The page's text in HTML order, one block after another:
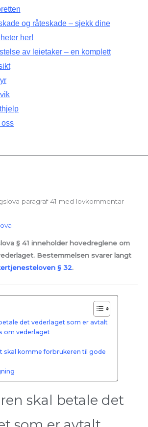
og råteskade – sjekk dine
her!
av leietaker – en komplett
oss
§ 41 inneholder hovedreglene om
Bestemmelsen svarer langt
§ 32.
det vederlaget som er avtalt
om vederlaget
skal komme forbrukeren til gode
skal betale det